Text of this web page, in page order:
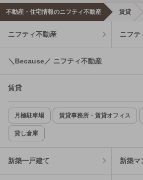
不動産・住宅情報のニフティ不動産 賃貸
ニフティ不動産 ニフテ
＼Because／ ニフティ不動産
賃貸
月極駐車場 賃貸事務所・賃貸オフィス
貸し倉庫
新築一戸建て 新築マ